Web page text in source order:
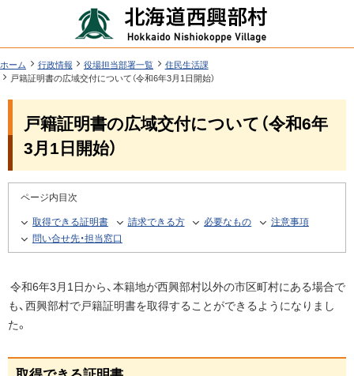
へ
機
ュ
興
部
行
情
報
ツ
ー
ル
現
在
階
ホーム 行政情報 役場担当部署一覧
住民生活課
戸籍証明書の広域交付について（令和6年3月1日開始）
戸籍証明書の広域交付について（令和6年
3月1日開始）
ページ内目次
取得できる証明書
請求できる方 必要なもの
注意事項
問い合せ先・担当窓口
令和6年3月1日から、本籍地が西興部村以外の市区町村にある場合で
も、西興部村で戸籍証明書を取得することができるようになりまし
た。